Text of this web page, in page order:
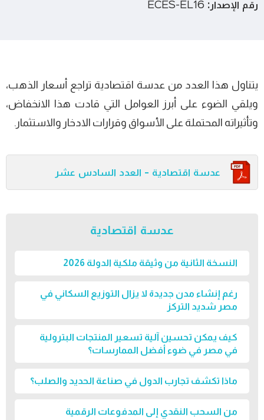
رقم الإصدار:
يتناول هذا العدد من عدسة اقتصادية تراجع أسعار الذهب،
ويلقي الضوء على أبرز العوامل التي قادت هذا الانخفاض،
وتأثيراته المحتملة على الأسواق وقرارات الادخار والاستثمار.
عدسة اقتصادية - العدد السادس عشر
عدسة اقتصادية
النسخة الثانية من وثيقة ملكية الدولة 2026
رغم إنشاء مدن جديدة لا يزال التوزيع السكاني في
مصر شديد التركز
كيف يمكن تحسين آلية تسعير المنتجات البترولية
في مصر في ضوء أفضل الممارسات؟
ماذا تكشف تجارب الدول في صناعة الحديد والصلب؟
من السحب النقدي إلى المدفوعات الرقمية